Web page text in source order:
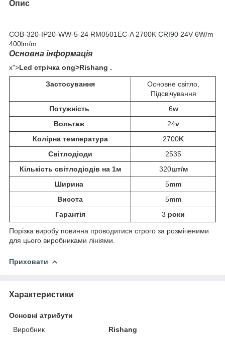
Опис
COB-320-IP20-WW-5-24 RM0501EC-A 2700K CRI90 24V 6W/m
400lm/m
Основна інформація
x">Led стрічка ong>Rishang .
Застосування
Основне світло,
Підсвічування
Потужність
6w
Вольтаж
24v
Колірна температура
2700K
Світлодіоди
2535
Кількість світлодіодів на 1м
320шт/м
Ширина
5mm
Висота
5mm
Гарантія
3 роки
Порізка виробу повинна проводитися строго за розміченими
для цього виробниками лініями.
Приховати
Характеристики
Основні атрибути
Виробник
Rishang